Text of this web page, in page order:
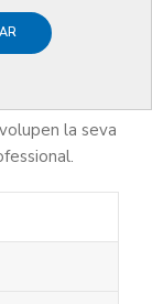
dels
la seva